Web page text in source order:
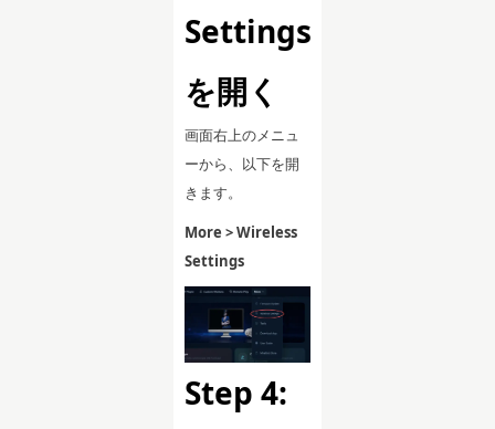
Settings
を開く
画面右上のメニュ
ーから、以下を開
きます。
More > Wireless
Settings
Step 4: